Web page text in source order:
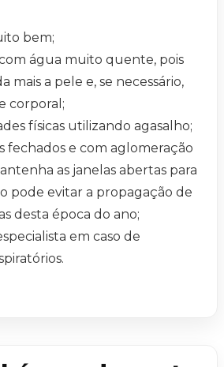
bem;
água muito quente, pois
mais a pele e, se necessário,
corporal;
físicas utilizando agasalho;
fechados e com aglomeração
as janelas abertas para
pode evitar a propagação de
desta época do ano;
em caso de